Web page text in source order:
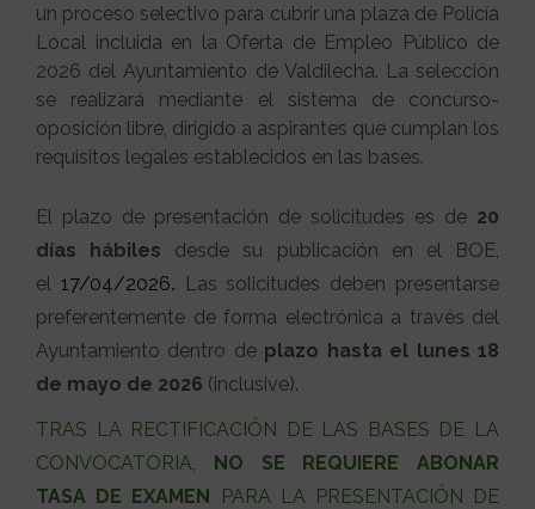
un proceso selectivo para cubrir una plaza de Policía
Local incluida en la Oferta de Empleo Público de
2026 del Ayuntamiento de Valdilecha. La selección
se realizará mediante el sistema de concurso-
oposición libre, dirigido a aspirantes que cumplan los
requisitos legales establecidos en las bases.
El plazo de presentación de solicitudes es de 20
días hábiles desde su publicación en el BOE,
el 17/04/2026. Las solicitudes deben presentarse
preferentemente de forma electrónica a través del
Ayuntamiento dentro de plazo hasta el lunes 18
de mayo de 2026 (inclusive).
TRAS LA RECTIFICACIÓN DE LAS BASES DE LA
CONVOCATORIA, NO SE REQUIERE ABONAR
TASA DE EXAMEN PARA LA PRESENTACIÓN DE